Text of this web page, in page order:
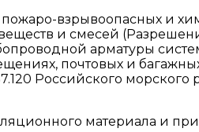
взрывоопасных и
и смесей
арматуры
почтовых и
Российского
материала и